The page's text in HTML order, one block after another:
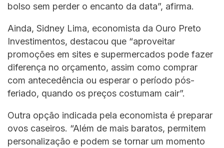
bolso sem perder o encanto da data”, afirma.
Ainda, Sidney Lima, economista da Ouro Preto
Investimentos, destacou que “aproveitar
promoções em sites e supermercados pode fazer
diferença no orçamento, assim como comprar
com antecedência ou esperar o período pós-
feriado, quando os preços costumam cair”.
Outra opção indicada pela economista é preparar
ovos caseiros. “Além de mais baratos, permitem
personalização e podem se tornar um momento